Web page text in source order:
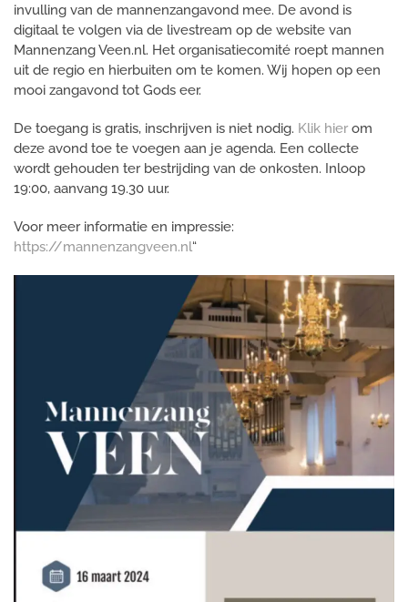
Joost
van
invulling van de mannenzangavond mee. De avond is
digitaal te volgen via de livestream op de website van
Mannenzang Veen.nl. Het organisatiecomité roept mannen
uit de regio en hierbuiten om te komen. Wij hopen op een
mooi zangavond tot Gods eer.
De toegang is gratis, inschrijven is niet nodig. Klik hier om
deze avond toe te voegen aan je agenda. Een collecte
wordt gehouden ter bestrijding van de onkosten. Inloop
19:00, aanvang 19.30 uur.
Voor meer informatie en impressie:
https://mannenzangveen.nl“